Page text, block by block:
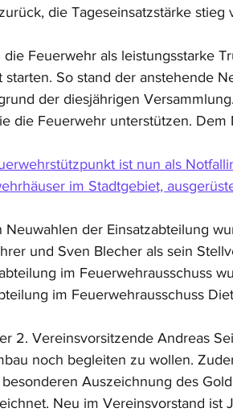
die Tageseinsatzstärke stieg
die Feuerwehr als leistungsstarke
starten. So stand der anstehende
der diesjährigen
die Feuerwehr unterstützen.
ist nun als
im Stadtgebiet,
Neuwahlen der Einsatzabteilung
und Sven Blecher als sein
im Feuerwehrausschuss
im Feuerwehrausschuss
2. Vereinsvorsitzende Andreas
noch begleiten zu wollen.
Auszeichnung des
Neu im Vereinsvorstand ist